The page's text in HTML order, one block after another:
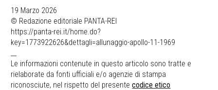
19 Marzo 2026
© Redazione editoriale PANTA-REI
https://panta-rei.it/home.do?
key=1773922626&dettagli=allunaggio-apollo-11-1969
Le informazioni contenute in questo articolo sono tratte e
rielaborate da fonti ufficiali e/o agenzie di stampa
riconosciute, nel rispetto del presentecodice etico